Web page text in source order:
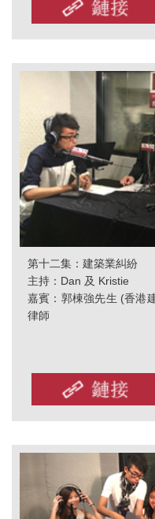
第十二集：建築業糾紛
主持：Dan 及 Kristie
嘉賓：郭棟強先生 (香港
律師